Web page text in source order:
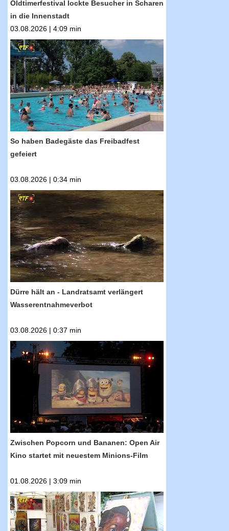
Oldtimerfestival lockte Besucher in Scharen
in die Innenstadt
03.08.2026 | 4:09 min
RTF.1-Nachrichten: So haben Badegäste das
Freibadfest gefeiert
So haben Badegäste das Freibadfest
gefeiert
03.08.2026 | 0:34 min
RTF.1-Nachrichten: Dürre hält an -
Landratsamt verlängert
Wasserentnahmeverbot
Dürre hält an - Landratsamt verlängert
Wasserentnahmeverbot
03.08.2026 | 0:37 min
RTF.1-Nachrichten: Zwischen Popcorn und
Bananen: Open Air Kino startet mit neuestem
Minions-Film
Zwischen Popcorn und Bananen: Open Air
Kino startet mit neuestem Minions-Film
01.08.2026 | 3:09 min
RTF.1-Nachrichten: Kommende Woche ist
Afrika-Festival